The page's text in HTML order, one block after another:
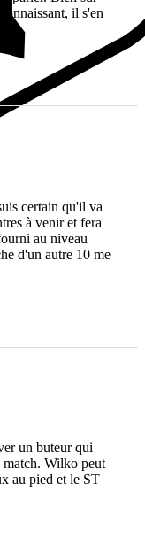
il s'en
certain qu'il va
à venir et fera
au niveau
d'un autre 10 me
un buteur qui
match. Wilko peut
au pied et le ST